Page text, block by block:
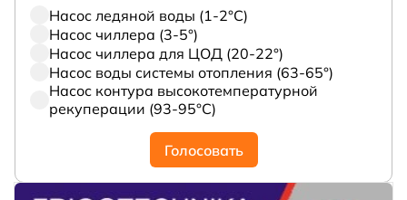
Насос ледяной воды (1-2°С)
Насос чиллера (3-5°)
Насос чиллера для ЦОД (20-22°)
Насос воды системы отопления (63-65°)
Насос контура высокотемпературной
рекуперации (93-95°С)
Голосовать